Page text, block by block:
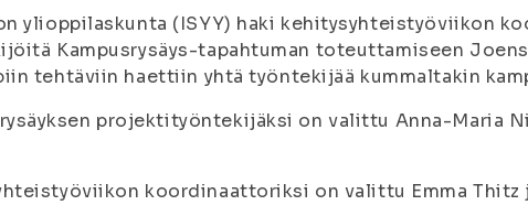
ylioppilaskunta (ISYY) haki kehitysyhteistyöviikon
Kampusrysäys-tapahtuman toteuttamiseen
tehtäviin haettiin yhtä työntekijää kummaltakin
projektityöntekijäksi on valittu Anna-Maria
koordinaattoriksi on valittu Emma Thitz